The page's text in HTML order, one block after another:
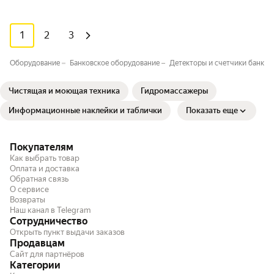
1 2 3
Оборудование Банковское оборудование Детекторы и счетчики
Чистящая и моющая техника Гидромассажеры
Информационные наклейки и таблички Показать еще
Покупателям
Как выбрать товар
Оплата и доставка
Обратная связь
О сервисе
Возвраты
Наш канал в Telegram
Сотрудничество
Открыть пункт выдачи заказов
Продавцам
Сайт для партнёров
Категории